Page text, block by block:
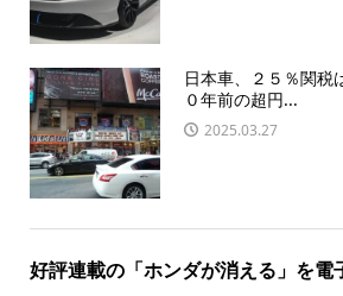
日本車、２５％関税
０年前の超円...
2025.03.27
好評連載の「ホンダが消える」を電